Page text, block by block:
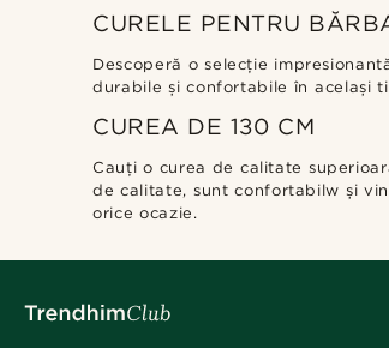
CURELE PENTRU
Descoperă o selecție
durabile și confortabile în același
CUREA DE 130 CM
Cauți o curea de calitate
de calitate, sunt confortabilw și
orice ocazie.